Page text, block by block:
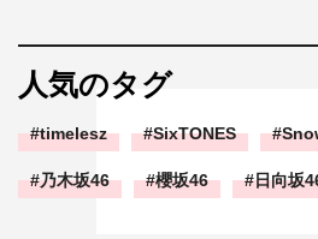
人気のタグ
timelesz SixTONES
乃木坂46 櫻坂46 日向坂